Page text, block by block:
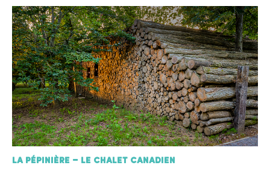
La Pépinière – Le Chalet Canadien